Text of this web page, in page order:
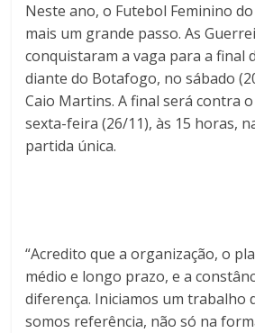
Neste ano, o Futebol Feminino
mais um grande passo. As
conquistaram a vaga para a final
diante do Botafogo, no sábado
Caio Martins. A final será contra o
sexta-feira (26/11), às 15 horas,
partida única.
“Acredito que a organização, o
médio e longo prazo, e a
diferença. Iniciamos um trabalho
somos referência, não só na